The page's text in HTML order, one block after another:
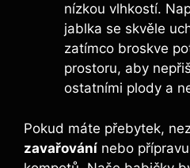
nízkou vlhkostí.
jablka se skvěle
zatímco broskve
prostoru, aby
ostatními plody a
Pokud máte přebytek,
zavařování nebo